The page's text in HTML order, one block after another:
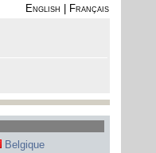
English
Français
Belgique